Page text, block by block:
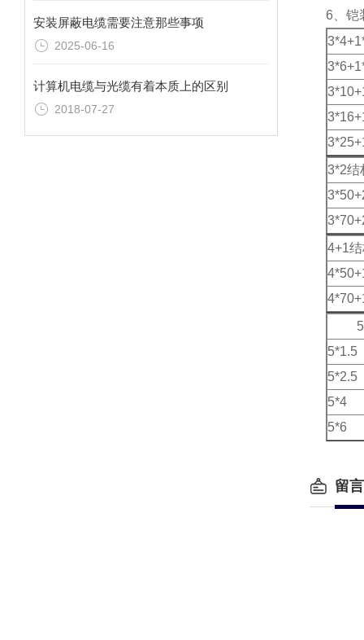
安装屏蔽电缆需要注意那些事项
2025-06-16
计算机电缆与光缆有着本质上的区别
2018-07-27
6、铠
3*2结
4+1
5
5*1.5
5*2.5
5*4
5*6
留